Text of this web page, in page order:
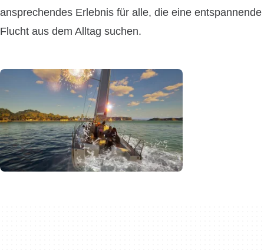
ansprechendes Erlebnis für alle, die eine entspannende
Flucht aus dem Alltag suchen.